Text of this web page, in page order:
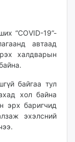
“COVID-19”-
автаад
халдварын
байгаа тул
хол байна
эрх баригчид
эхэлсний